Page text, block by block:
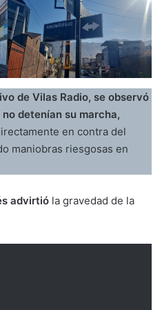
de Vilas Radio, se observó
detenían su marcha,
en contra del
maniobras riesgosas en
advirtió la gravedad de la